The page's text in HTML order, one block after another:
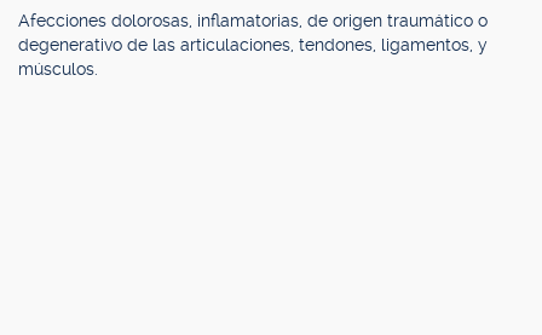
Afecciones dolorosas, inflamatorias, de origen traumático o
degenerativo de las articulaciones, tendones, ligamentos, y
músculos.